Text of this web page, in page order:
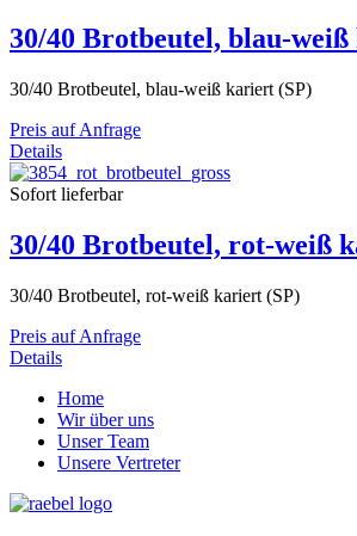
30/40 Brotbeutel, blau-
30/40 Brotbeutel, blau-weiß kariert (SP)
Preis auf Anfrage
Details
Sofort lieferbar
30/40 Brotbeutel, rot-weiß
30/40 Brotbeutel, rot-weiß kariert (SP)
Preis auf Anfrage
Details
Home
Wir über uns
Unser Team
Unsere Vertreter